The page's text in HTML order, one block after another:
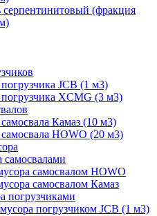
(фракция
JCB (1 м3)
XCMG (3 м3)
Камаз (10 м3)
HOWO (20 м3)
самосвалом HOWO
самосвалом Камаз
погрузчиками
погрузчиком JCB (1 м3)